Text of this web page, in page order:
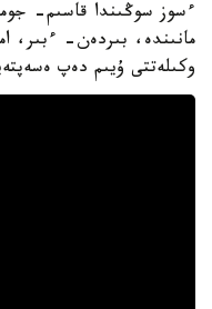
ءسوز سوڭىندا قاسىم-
مانىندە، بىردەن- ءبىر،
وكىلەتتى ۇيىم دەپ